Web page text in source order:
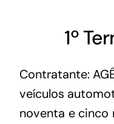
1º
Contratante:
veículos
noventa e cinco